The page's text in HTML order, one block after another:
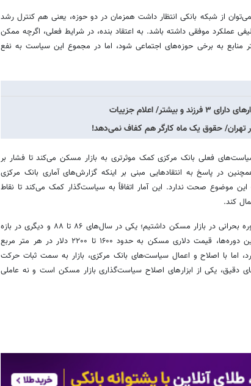
از شبکه بانکی انتظار داشت همزمان در دو حوزه، یعنی هم کنترل رشد
عملکرد موفقی داشته باشد. به اعتقاد بنده، در شرایط فعلی، اگرچه ممکن
به برخی حوزه‌های اجتماعی شود، اما در مجموع این سیاست به نفع
اعلام جزییات
حقوق یک ماه کارگر هم کفاف نمی‌دهد!
فعلی بانک مرکزی کمک موثرتری به بازار مسکن می‌کند تا فشار بر
در پاسخ به انتقادهایی مبنی بر اینکه گزارش‌های آماری بانک مرکزی
موضوع صحت ندارد. این آمار اتفاقاً به سیاست‌گذار کمک می‌کند تا نقاط
کند.
وی یادآور شد: در دهه‌های گذشته دو دوره بحرانی در بازار مسکن داشتیم؛ یکی در سال‌های ۸۶ تا ۸۸ و دیگری در بازه
نیمه دوم ۱۴۰۰ تا نیمه اول ۱۴۰۲. در این دوره‌ها، قیمت دلاری مسکن به حدود ۱۶۰۰ تا ۲۲۰۰ دلار در هر متر مربع
اما با اصلاح و اعمال سیاست‌های بانک مرکزی، بازار به سمت ثبات حرکت
دقیق، یکی از ابزارهای اصلاح سیاست‌گذاری بازار مسکن است و نه عاملی